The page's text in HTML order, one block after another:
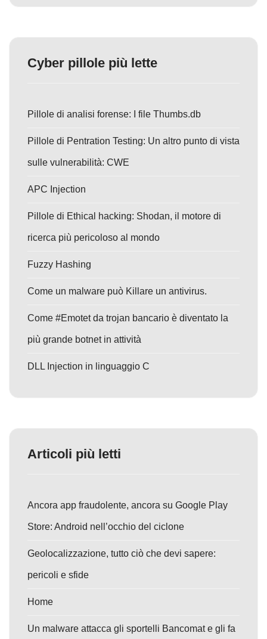
Cyber pillole più lette
Pillole di analisi forense: I file Thumbs.db
Pillole di Pentration Testing: Un altro punto di vista
sulle vulnerabilità: CWE
APC Injection
Pillole di Ethical hacking: Shodan, il motore di
ricerca più pericoloso al mondo
Fuzzy Hashing
Come un malware può Killare un antivirus.
Come #Emotet da trojan bancario è diventato la
più grande botnet in attività
DLL Injection in linguaggio C
Articoli più letti
Ancora app fraudolente, ancora su Google Play
Store: Android nell’occhio del ciclone
Geolocalizzazione, tutto ciò che devi sapere:
pericoli e sfide
Home
Un malware attacca gli sportelli Bancomat e gli fa